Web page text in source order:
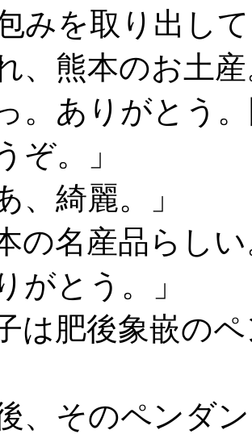
みを取り出し
、熊本のお土産
。ありがとう
。」
綺麗。」
の名産品らしい
がとう。」
は肥後象嵌の
、そのペンダ